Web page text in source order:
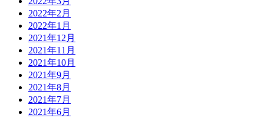
2022年2月
2022年1月
2021年12月
2021年11月
2021年10月
2021年9月
2021年8月
2021年7月
2021年6月